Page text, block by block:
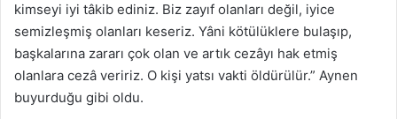
kimseyi iyi tâkib ediniz. Biz zayıf olanları değil, iyice
semizleşmiş olanları keseriz. Yâni kötülüklere bulaşıp,
başkalarına zararı çok olan ve artık cezâyı hak etmiş
olanlara cezâ veririz. O kişi yatsı vakti öldürülür.” Aynen
buyurduğu gibi oldu.